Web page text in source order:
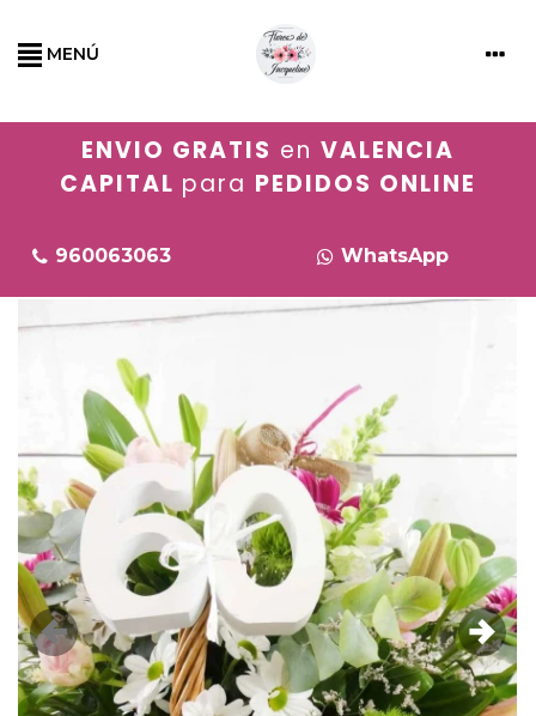
MENÚ
ENVIO GRATIS en VALENCIA
CAPITAL para PEDIDOS ONLINE
960063063 WhatsApp